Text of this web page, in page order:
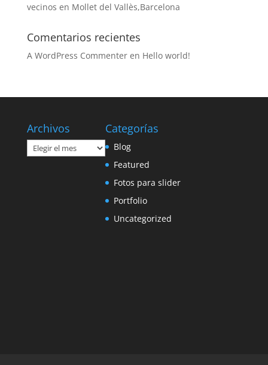
vecinos en Mollet del Vallès,Barcelona
Comentarios recientes
A WordPress Commenteren Hello world!
Archivos
Archivos
Categorías
Blog
Featured
Fotos para slider
Portfolio
Uncategorized